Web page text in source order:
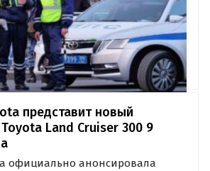
представит новый
Land Cruiser 300 9
официально анонсировала